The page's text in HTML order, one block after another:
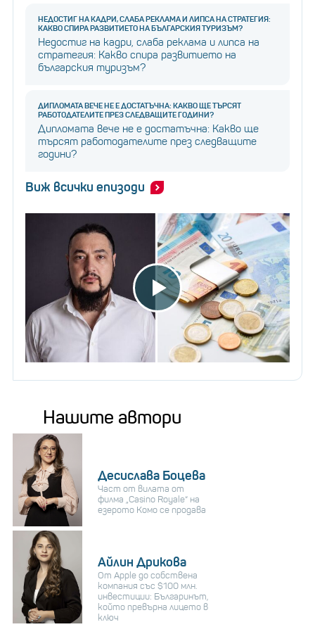
НЕДОСТИГ НА КАДРИ, СЛАБА РЕКЛАМА И ЛИПСА НА СТРАТЕГИЯ:
КАКВО СПИРА РАЗВИТИЕТО НА БЪЛГАРСКИЯ ТУРИЗЪМ?
Недостиг на кадри, слаба реклама и липса на
стратегия: Какво спира развитието на
българския туризъм?
ДИПЛОМАТА ВЕЧЕ НЕ Е ДОСТАТЪЧНА: КАКВО ЩЕ ТЪРСЯТ
РАБОТОДАТЕЛИТЕ ПРЕЗ СЛЕДВАЩИТЕ ГОДИНИ?
Дипломата вече не е достатъчна: Какво ще
търсят работодателите през следващите
години?
Виж всички епизоди
Нашите автори
Десислава Боцева
Част от вилата от
филма „Casino Royale“ на
езерото Комо се продава
Айлин Дрикова
От Apple до собствена
компания със $100 млн.
инвестиции: Българинът,
който превърна лицето в
ключ